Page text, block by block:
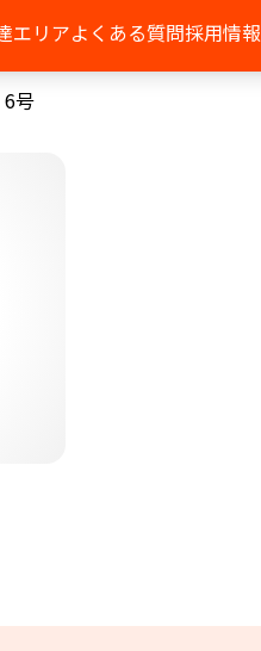
エリアよくある質問採用情報
6号